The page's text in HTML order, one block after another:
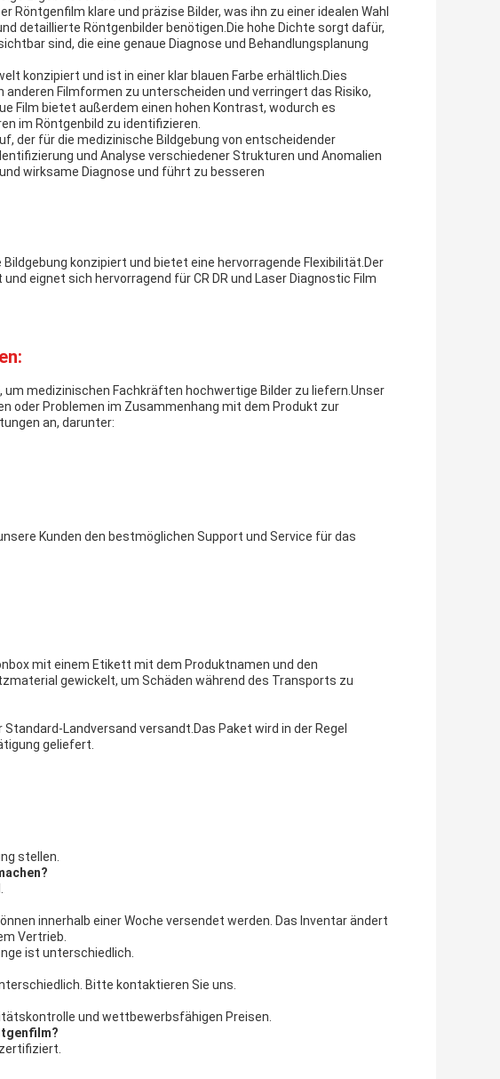
Röntgenfilm klare und präzise Bilder, was ihn zu einer idealen Wahl
detaillierte Röntgenbilder benötigen.Die hohe Dichte sorgt dafür,
sind, die eine genaue Diagnose und Behandlungsplanung
konzipiert und ist in einer klar blauen Farbe erhältlich.Dies
Filmformen zu unterscheiden und verringert das Risiko,
Film bietet außerdem einen hohen Kontrast, wodurch es
im Röntgenbild zu identifizieren.
der für die medizinische Bildgebung von entscheidender
und Analyse verschiedener Strukturen und Anomalien
wirksame Diagnose und führt zu besseren
konzipiert und bietet eine hervorragende Flexibilität.Der
eignet sich hervorragend für CR DR und Laser Diagnostic Film
medizinischen Fachkräften hochwertige Bilder zu liefern.Unser
oder Problemen im Zusammenhang mit dem Produkt zur
an, darunter:
Kunden den bestmöglichen Support und Service für das
mit einem Etikett mit dem Produktnamen und den
gewickelt, um Schäden während des Transports zu
Landversand versandt.Das Paket wird in der Regel
geliefert.
stellen.
innerhalb einer Woche versendet werden. Das Inventar ändert
Vertrieb.
ist unterschiedlich.
Bitte kontaktieren Sie uns.
und wettbewerbsfähigen Preisen.